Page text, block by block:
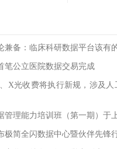
兼备：临床科研数据平台该有
笔公立医院数据交易完成
X光收费将执行新规，涉及人
管理能力培训班（第一期）于
极简全闪数据中心暨伙伴先锋